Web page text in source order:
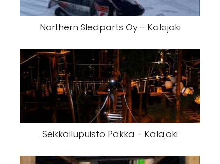
Northern Sledparts Oy - Kalajoki
Seikkailupuisto Pakka - Kalajoki